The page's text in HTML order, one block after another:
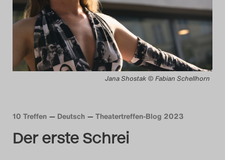
Das Theatertreffen-Blog
2014
Das Theatertreffen-Blog
2015
Das Theatertreffen-Blog
2016
Jana Shostak © Fabian Schellhorn
10 Treffen Deutsch Theatertreffen-Blog 2023
Der erste Schrei